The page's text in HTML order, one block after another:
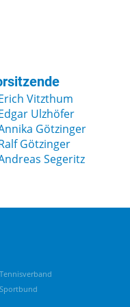
Vitzthum
Ulzhöfer
Götzinger
Götzinger
Segeritz